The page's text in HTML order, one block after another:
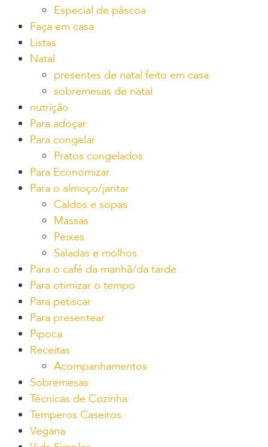
Especial de páscoa
Faça em casa
Listas
Natal
presentes de natal feito em casa
sobremesas de natal
nutrição
Para adoçar
Para congelar
Pratos congelados
Para Economizar
Para o almoço/jantar
Caldos e sopas
Massas
Peixes
Saladas e molhos
Para o café da manhã/da tarde
Para otimizar o tempo
Para petiscar
Para presentear
Pipoca
Receitas
Acompanhamentos
Sobremesas
Técnicas de Cozinha
Temperos Caseiros
Vegana